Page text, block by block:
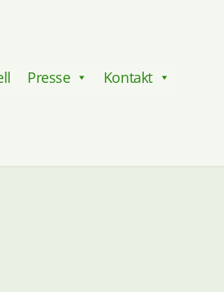
Presse Kontakt